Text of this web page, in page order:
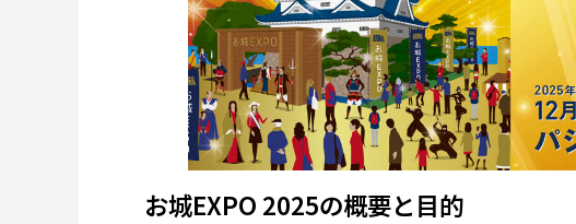
お城EXPO 2025の概要と目的